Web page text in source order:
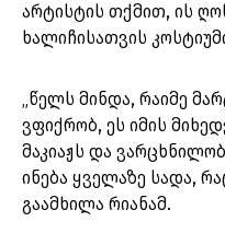
არტისტის თქმით, ის
ხალიჩისათვის
„წელს მინდა, რაიმე
ვფიქრობ, ეს იმის
მაკიაჟს და
ინება ყველაზე სადა,
გაამხილა რიანამ.